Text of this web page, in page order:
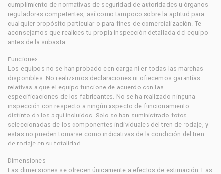
cumplimiento de normativas de seguridad de autoridades u órganos
reguladores competentes, así como tampoco sobre la aptitud para
cualquier propósito particular o para fines de comercialización. Te
aconsejamos que realices tu propia inspección detallada del equipo
antes de la subasta.
Funciones
Los equipos no se han probado con carga ni en todas las marchas
disponibles. No realizamos declaraciones ni ofrecemos garantías
relativas a que el equipo funcione de acuerdo con las
especificaciones de los fabricantes. No se ha realizado ninguna
inspección con respecto a ningún aspecto de funcionamiento
distinto de los aquí incluidos. Solo se han suministrado fotos
seleccionadas de los componentes individuales del tren de rodaje, y
estas no pueden tomarse como indicativas de la condición del tren
de rodaje en su totalidad.
Dimensiones
Las dimensiones se ofrecen únicamente a efectos de estimación. Las